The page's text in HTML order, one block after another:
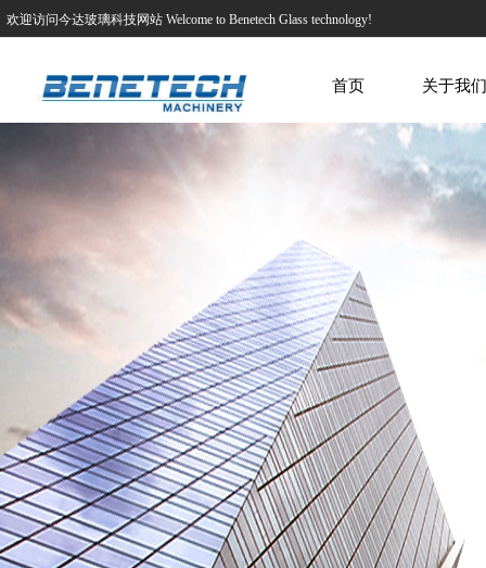
欢迎访问今达玻璃科技网站 Welcome to Benetech Glass technology!
首页 关于我们